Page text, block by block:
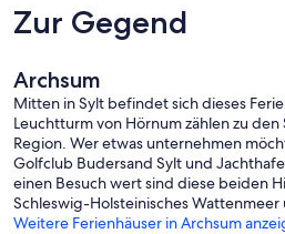
Zur Gegend
Archsum
Mitten in Sylt befindet sich dieses
Leuchtturm von Hörnum zählen zu
Region. Wer etwas unternehmen
Golfclub Budersand Sylt und
einen Besuch wert sind diese beiden
Schleswig-Holsteinisches Wattenmeer
Weitere Ferienhäuser in Archsum